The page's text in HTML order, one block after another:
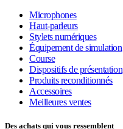
Microphones
Haut-parleurs
Stylets numériques
Équipement de simulation
Course
Dispositifs de présentation
Produits reconditionnés
Accessoires
Meilleures ventes
Des achats qui vous ressemblent